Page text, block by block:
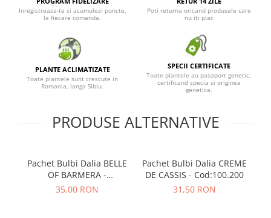
Inregistreaza-te si acumulezi puncte,
la fiecare comanda.
Poti returna oricand produsele care
nu iti plac
PLANTE ACLIMATIZATE
Toate plantele sunt crescute in
Romania, langa Sibiu.
SPECII CERTIFICATE
Toate plantele au pasaport genetic,
certificand specia si originea
genetica.
PRODUSE ALTERNATIVE
Pachet Bulbi Dalia BELLE
OF BARMERA -
Cod:100.945
35,00 RON
Pachet Bulbi Dalia CREME
DE CASSIS - Cod:100.200
31,50 RON